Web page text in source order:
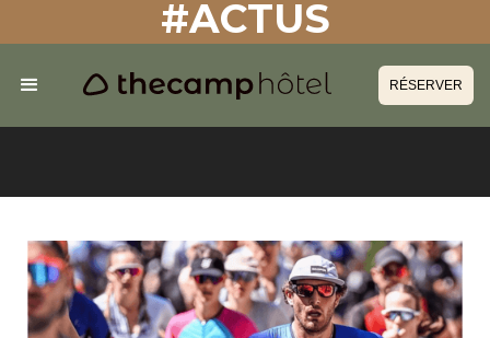
RÉSERVER
RÉSERVER
#ACTUS